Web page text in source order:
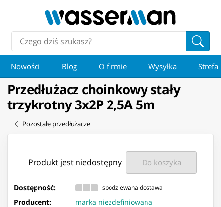
Nowości Blog O firmie Wysyłka Strefa
Przedłużacz choinkowy stały
trzykrotny 3x2P 2,5A 5m
Pozostałe przedłużacze
Produkt jest niedostępny Do koszyka
Dostępność: spodziewana dostawa
Producent:
marka niezdefiniowana